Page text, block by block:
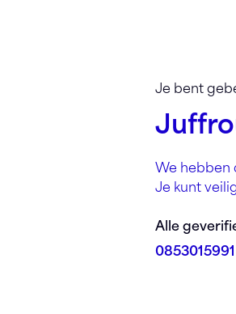
Je bent
We
Je kunt
Alle
0853015991
Search on alphabet
Search on Area Code
Lined-Up Business
Stel je vragen
Registreren